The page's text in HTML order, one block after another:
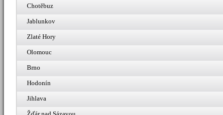
Chotěbuz
Jablunkov
Zlaté Hory
Olomouc
Brno
Hodonín
Jihlava